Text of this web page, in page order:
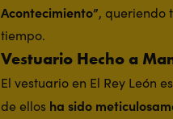
Acontecimiento”, queriendo
tiempo.
Vestuario Hecho a
El vestuario en El Rey León
de ellos ha sido